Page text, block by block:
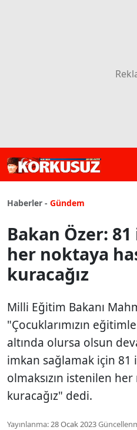
Haberler - Gündem
Bakan Özer:
her noktaya
kuracağız
Milli Eğitim Bakanı
"Çocuklarımızın
altında olursa olsun
imkan sağlamak için 81
olmaksızın istenilen her
kuracağız" dedi.
Yayınlanma:28 Ocak 2023